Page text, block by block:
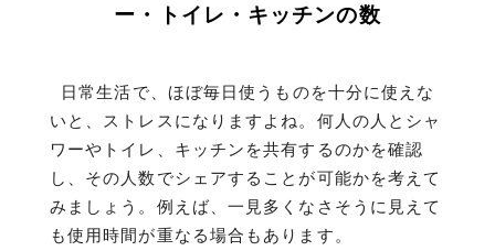
ー・トイレ・キッチンの数
日常生活で、ほぼ毎日使うものを十分に使えな
いと、ストレスになりますよね。何人の人とシャ
ワーやトイレ、キッチンを共有するのかを確認
し、その人数でシェアすることが可能かを考えて
みましょう。例えば、一見多くなさそうに見えて
も使用時間が重なる場合もあります。